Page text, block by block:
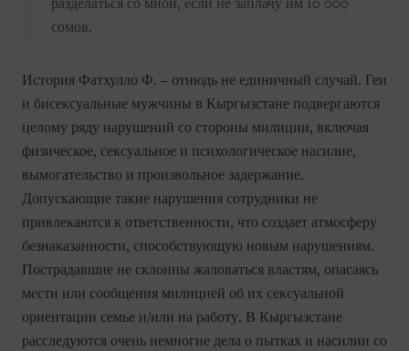
разделаться со мной, если не заплачу им 10 000
сомов.
История Фатхулло Ф. – отнюдь не единичный случай. Геи
и бисексуальные мужчины в Кыргызстане подвергаются
целому ряду нарушений со стороны милиции, включая
физическое, сексуальное и психологическое насилие,
вымогательство и произвольное задержание.
Допускающие такие нарушения сотрудники не
привлекаются к ответственности, что создает атмосферу
безнаказанности, способствующую новым нарушениям.
Пострадавшие не склонны жаловаться властям, опасаясь
мести или сообщения милицией об их сексуальной
ориентации семье и/или на работу. В Кыргызстане
расследуются очень немногие дела о пытках и насилии со